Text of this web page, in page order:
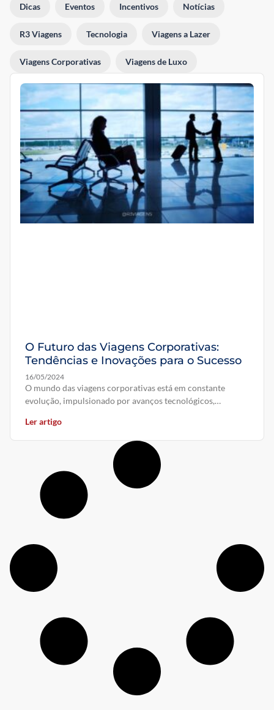
Dicas Eventos Incentivos Notícias
R3 Viagens Tecnologia Viagens a Lazer
Viagens Corporativas Viagens de Luxo
O Futuro das Viagens Corporativas:
Tendências e Inovações para o Sucesso
16/05/2024
O mundo das viagens corporativas está em constante
evolução, impulsionado por avanços tecnológicos,
Ler artigo